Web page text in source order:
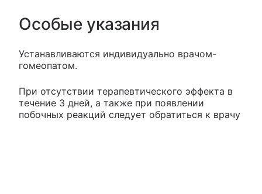
Особые указания
Устанавливаются индивидуально врачом-
гомеопатом.
При отсутствии терапевтического эффекта в
течение 3 дней, а также при появлении
побочных реакций следует обратиться к врачу